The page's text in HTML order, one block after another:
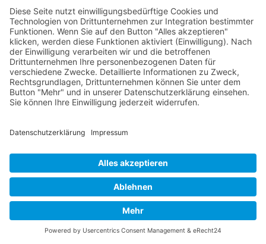
Jetzt anfragen
Finden Sie jetzt heraus ob unsere "Angular Testen